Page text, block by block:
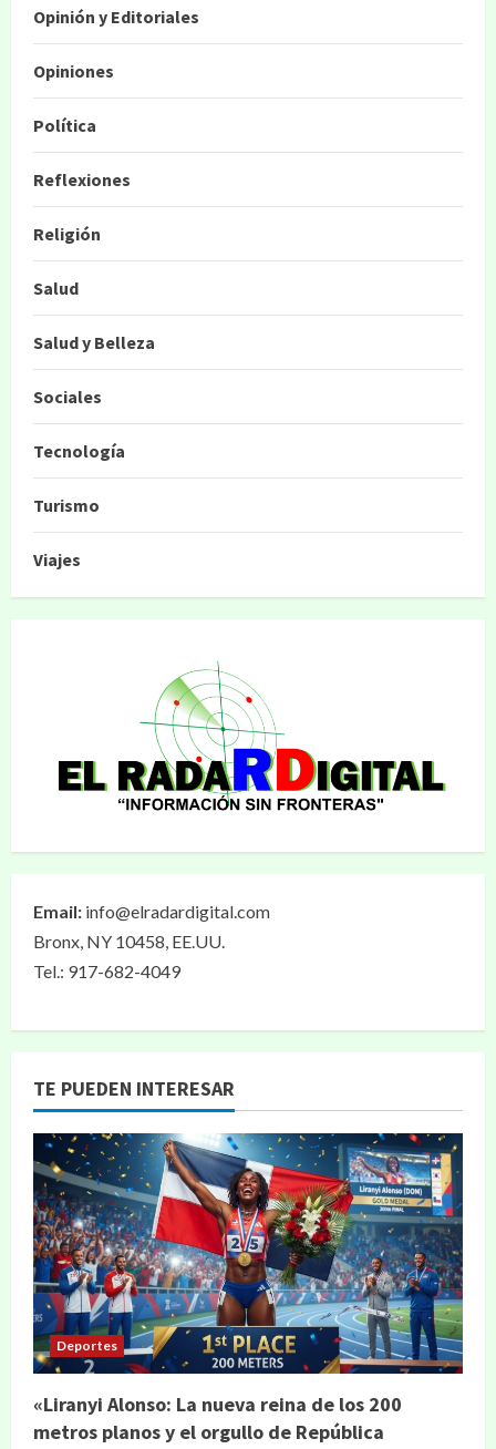
Opinión y Editoriales
Opiniones
Política
Reflexiones
Religión
Salud
Salud y Belleza
Sociales
Tecnología
Turismo
Viajes
Email: info@elradardigital.com
Bronx, NY 10458, EE.UU.
Tel.: 917-682-4049
TE PUEDEN INTERESAR
Deportes
«Liranyi Alonso: La nueva reina de los 200
metros planos y el orgullo de República